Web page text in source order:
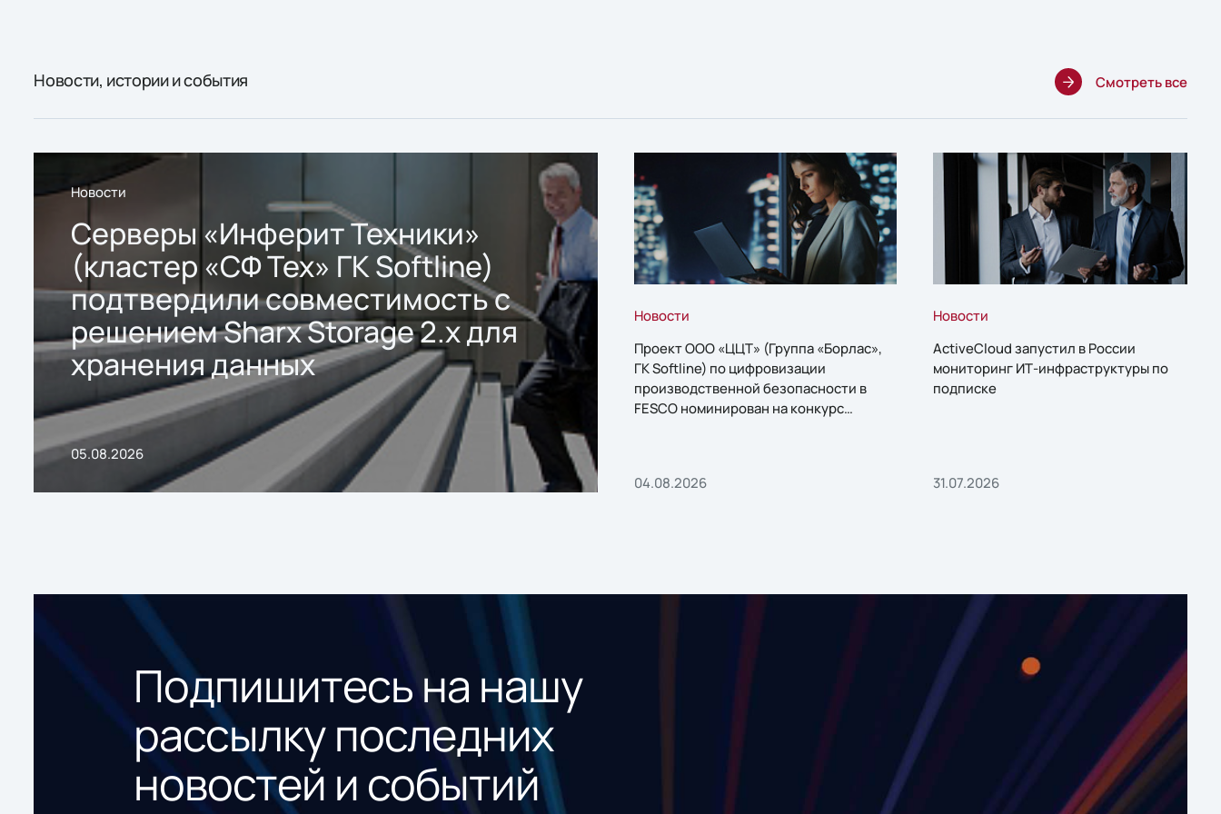
Новости, истории и события Смотреть все
Новости
Серверы «Инферит Техники»
(кластер «СФ Тех» ГК Softline)
подтвердили совместимость с
решением Sharx Storage 2.x для
хранения данных
05.08.2026
Новости
Проект ООО «ЦЦТ» (Группа «Борлас»,
ГК Softline) по цифровизации
производственной безопасности в
FESCO номинирован на конкурс
04.08.2026
Новости
ActiveCloud запустил в России
мониторинг ИТ-инфраструктуры по
подписке
31.07.2026
Подпишитесь на нашу
рассылку последних
новостей и событий